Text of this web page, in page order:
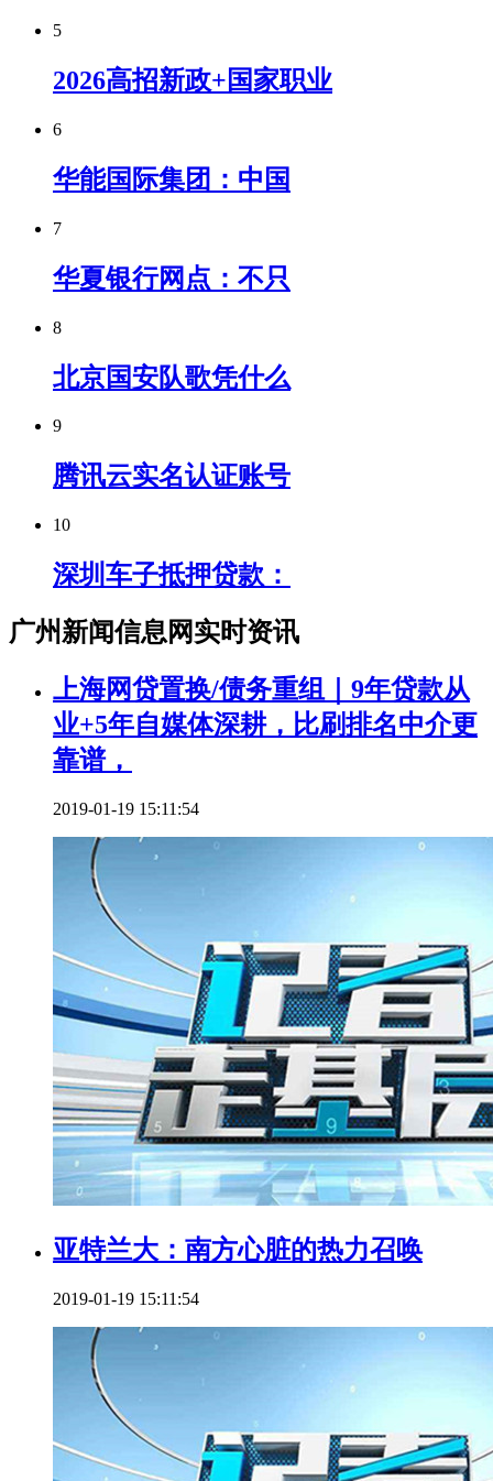
5
2026高招新政+国家职业
6
华能国际集团：中国
7
华夏银行网点：不只
8
北京国安队歌凭什么
9
腾讯云实名认证账号
10
深圳车子抵押贷款：
广州新闻信息网实时资讯
上海网贷置换/债务重组｜9年贷款从
业+5年自媒体深耕，比刷排名中介更
靠谱，
2019-01-19 15:11:54
亚特兰大：南方心脏的热力召唤
2019-01-19 15:11:54